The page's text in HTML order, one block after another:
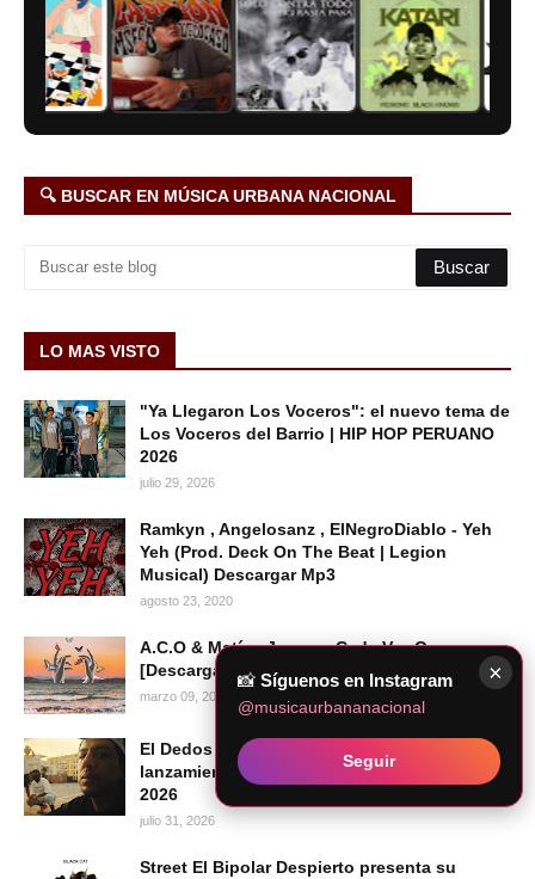
🔍 BUSCAR EN MÚSICA URBANA NACIONAL
LO MAS VISTO
"Ya Llegaron Los Voceros": el nuevo tema de
Los Voceros del Barrio | HIP HOP PERUANO
2026
julio 29, 2026
Ramkyn , Angelosanz , ElNegroDiablo - Yeh
Yeh (Prod. Deck On The Beat | Legion
Musical) Descargar Mp3
agosto 23, 2020
A.C.O & Matías Juarez - Cada Vez Que
[Descargar Mp3]
marzo 09, 2022
El Dedos presenta "Mi Voz", su más reciente
lanzamiento audiovisual | Hip Hop Peruano
2026
julio 31, 2026
Street El Bipolar Despierto presenta su
×
📸 Síguenos en Instagram
@musicaurbananacional
Seguir